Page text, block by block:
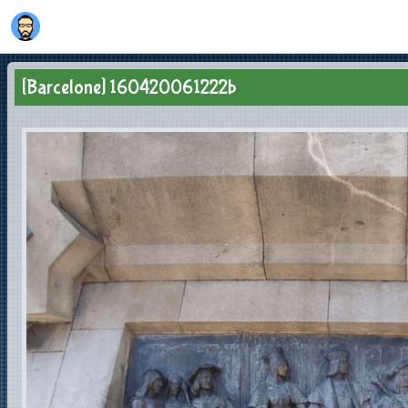
[Barcelone] 160420061222b